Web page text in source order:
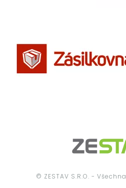
© ZESTAV S.R.O. -